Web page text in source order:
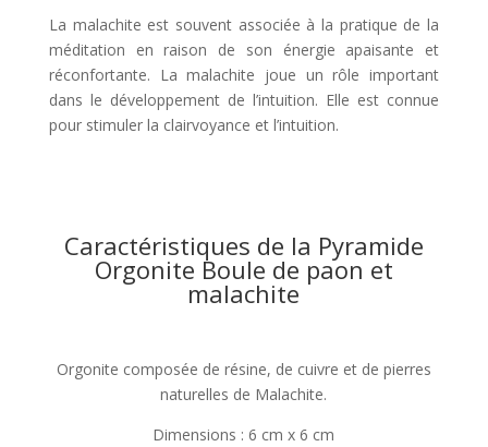
La malachite est souvent associée à la pratique de la
méditation en raison de son énergie apaisante et
réconfortante. La malachite joue un rôle important
dans le développement de l’intuition. Elle est connue
pour stimuler la clairvoyance et l’intuition.
Caractéristiques de la Pyramide
Orgonite Boule de paon et
malachite
Orgonite composée de résine, de cuivre et de pierres
naturelles de Malachite.
Dimensions : 6 cm x 6 cm